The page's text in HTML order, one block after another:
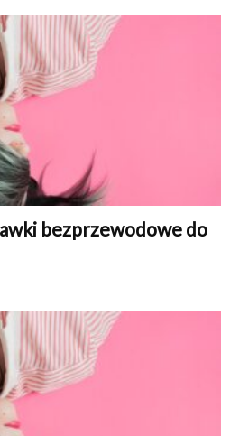
bezprzewodowe do